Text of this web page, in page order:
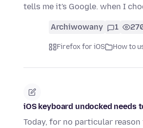
tells me it's Google. when I
Archiwowany 1
Firefox for iOS How to
iOS keyboard undocked needs
Today, for no particular